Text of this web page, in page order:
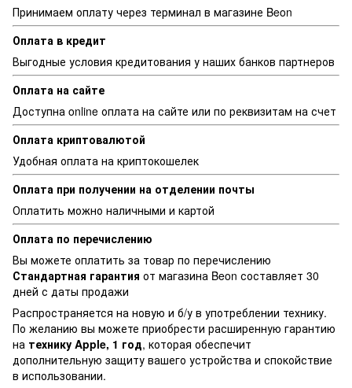
Принимаем оплату через терминал в магазине Beon
Оплата в кредит
Выгодные условия кредитования у наших банков партнеров
Оплата на сайте
Доступна online оплата на сайте или по реквизитам на счет
Оплата криптовалютой
Удобная оплата на криптокошелек
Оплата при получении на отделении почты
Оплатить можно наличными и картой
Оплата по перечислению
Вы можете оплатить за товар по перечислению
Стандартная гарантия от магазина Beon составляет 30
дней с даты продажи
Распространяется на новую и б/у в употреблении технику.
По желанию вы можете приобрести расширенную гарантию
на технику Apple, 1 год, которая обеспечит
дополнительную защиту вашего устройства и спокойствие
в использовании.